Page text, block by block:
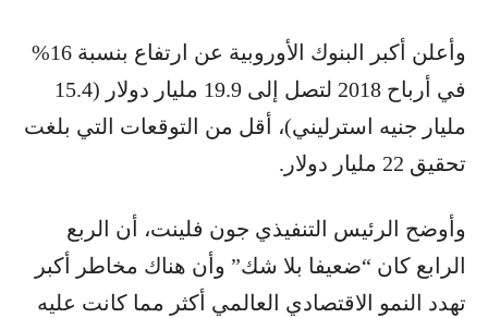
وأعلن أكبر البنوك الأوروبية عن ارتفاع بنسبة 16%
في أرباح 2018 لتصل إلى 19.9 مليار دولار (15.4
مليار جنيه استرليني)، أقل من التوقعات التي بلغت
تحقيق 22 مليار دولار.
وأوضح الرئيس التنفيذي جون فلينت، أن الربع
الرابع كان “ضعيفا بلا شك” وأن هناك مخاطر أكبر
تهدد النمو الاقتصادي العالمي أكثر مما كانت عليه